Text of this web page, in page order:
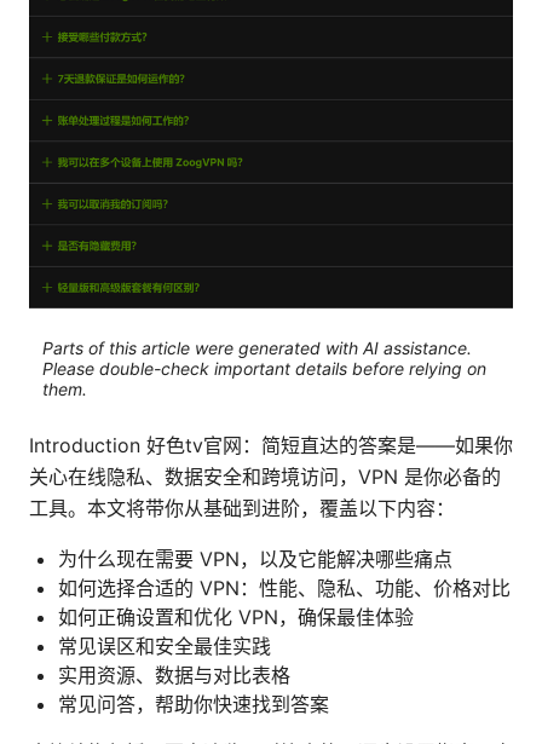
Parts of this article were generated with AI assistance.
Please double-check important details before relying on
them.
Introduction 好色tv官网：简短直达的答案是——如果你
关心在线隐私、数据安全和跨境访问，VPN 是你必备的
工具。本文将带你从基础到进阶，覆盖以下内容：
为什么现在需要 VPN，以及它能解决哪些痛点
如何选择合适的 VPN：性能、隐私、功能、价格对比
如何正确设置和优化 VPN，确保最佳体验
常见误区和安全最佳实践
实用资源、数据与对比表格
常见问答，帮助你快速找到答案